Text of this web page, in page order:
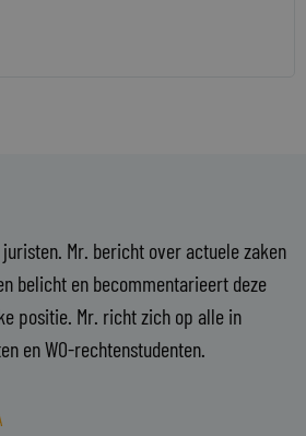
Mr. bericht over actuele zaken
belicht en becommentarieert deze
positie. Mr. richt zich op alle in
en WO-rechtenstudenten.